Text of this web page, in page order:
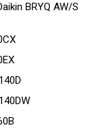
BRYQ AW/S